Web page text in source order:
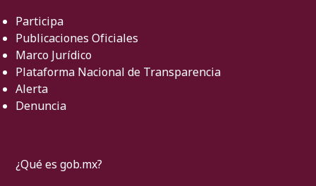
Participa
Publicaciones Oficiales
Marco Jurídico
Plataforma Nacional de Transparencia
Alerta
Denuncia
¿Qué es gob.mx?